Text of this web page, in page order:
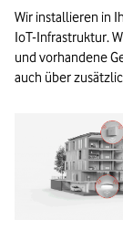
Wir installieren in
IoT-Infrastruktur.
und vorhandene
auch über